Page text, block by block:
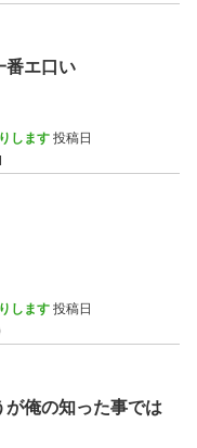
番エ口い
します 投稿日
します 投稿日
俺の知った事では